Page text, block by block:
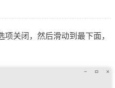
关闭，然后滑动到最下面，